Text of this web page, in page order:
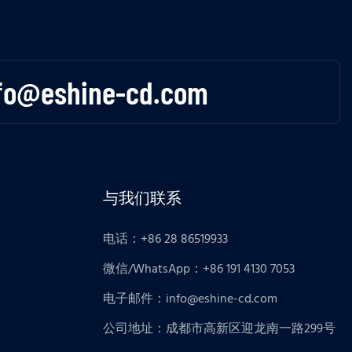
cd.com
与我们联系
电话：+86 28 86519933
微信/WhatsApp：+86 191 4130 7053
电子邮件： info@eshine-cd.com
公司地址：成都市高新区迎龙南一路299号